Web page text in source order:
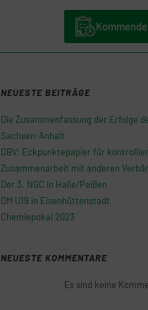
NEUESTE BEITRÄGE
Die Zusammenfassung der Erfolge
Sachsen-Anhalt
DBV: Eckpunktepapier für
Zusammenarbeit mit anderen
Der 3. NGC in Halle/Peißen
DM U19 in Eisenhüttenstadt
Chemiepokal 2023
NEUESTE KOMMENTARE
Es sind keine